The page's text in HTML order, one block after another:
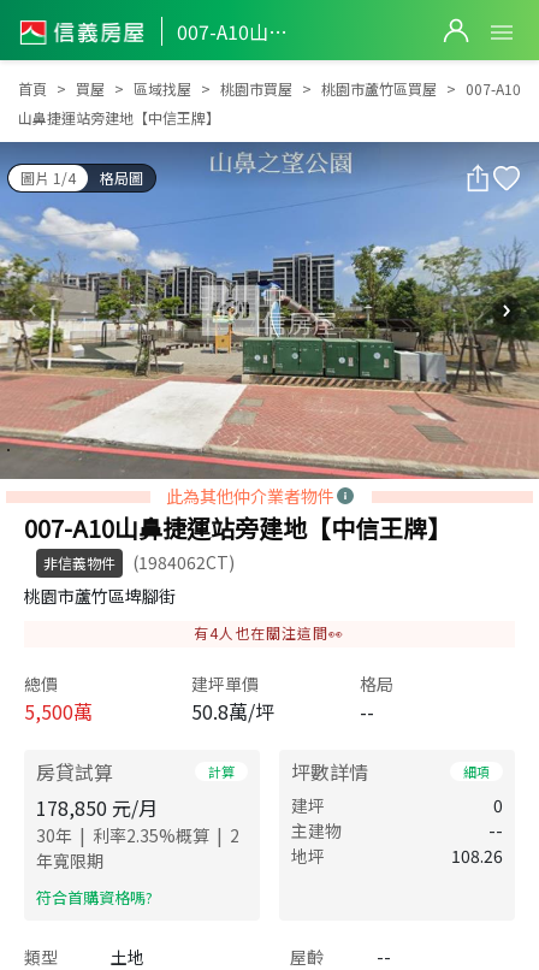
007-A10山鼻捷運站旁建地【中信王牌】
007-A10山鼻捷運站旁建地【中信王牌】
首頁 買屋 區域找屋 桃園市買屋 桃園市蘆竹區買屋
007-A10
山鼻捷運站旁建地【中信王牌】
圖片 1/4 格局圖
此為其他仲介業者物件
007-A10山鼻捷運站旁建地【中信王牌】
非信義物件
(1984062CT)
桃園市蘆竹區埤腳街
有4人也在關注這間👀
總價
5,500萬
建坪單價
50.8萬/坪
格局
--
房貸試算 計算
178,850 元/月
30年 | 利率2.35%概算 | 2
年寬限期
​符合首購資格嗎?
坪數詳情 細項
建坪
0
主建物
--
地坪
108.26
類型 土地 屋齡
--